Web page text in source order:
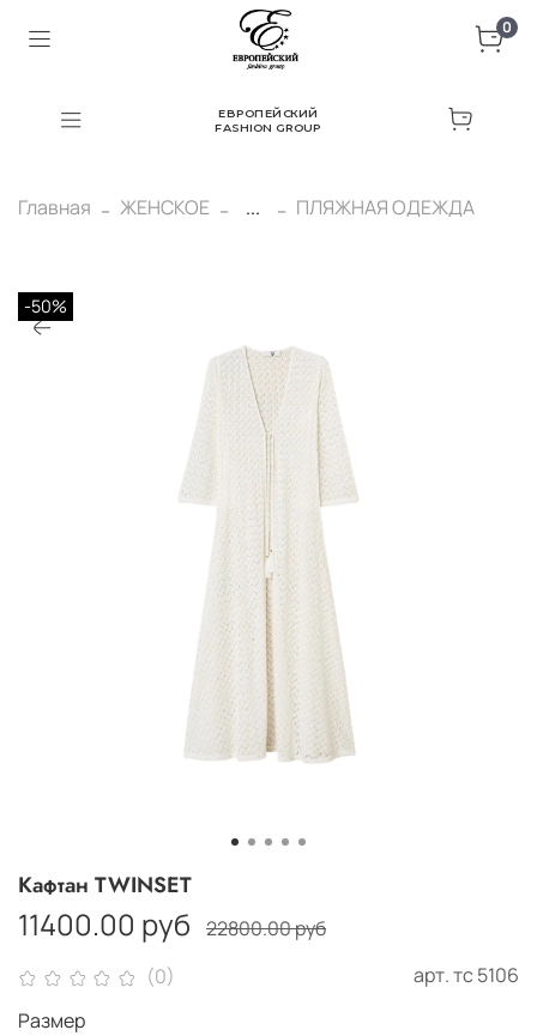
0
ЕВРОПЕЙСКИЙ
FASHION GROUP
Главная ЖЕНСКОЕ ... ПЛЯЖНАЯ ОДЕЖДА
-50%
(0) арт.тс 5106
Кафтан TWINSET
11400.00 руб 22800.00 руб
Размер